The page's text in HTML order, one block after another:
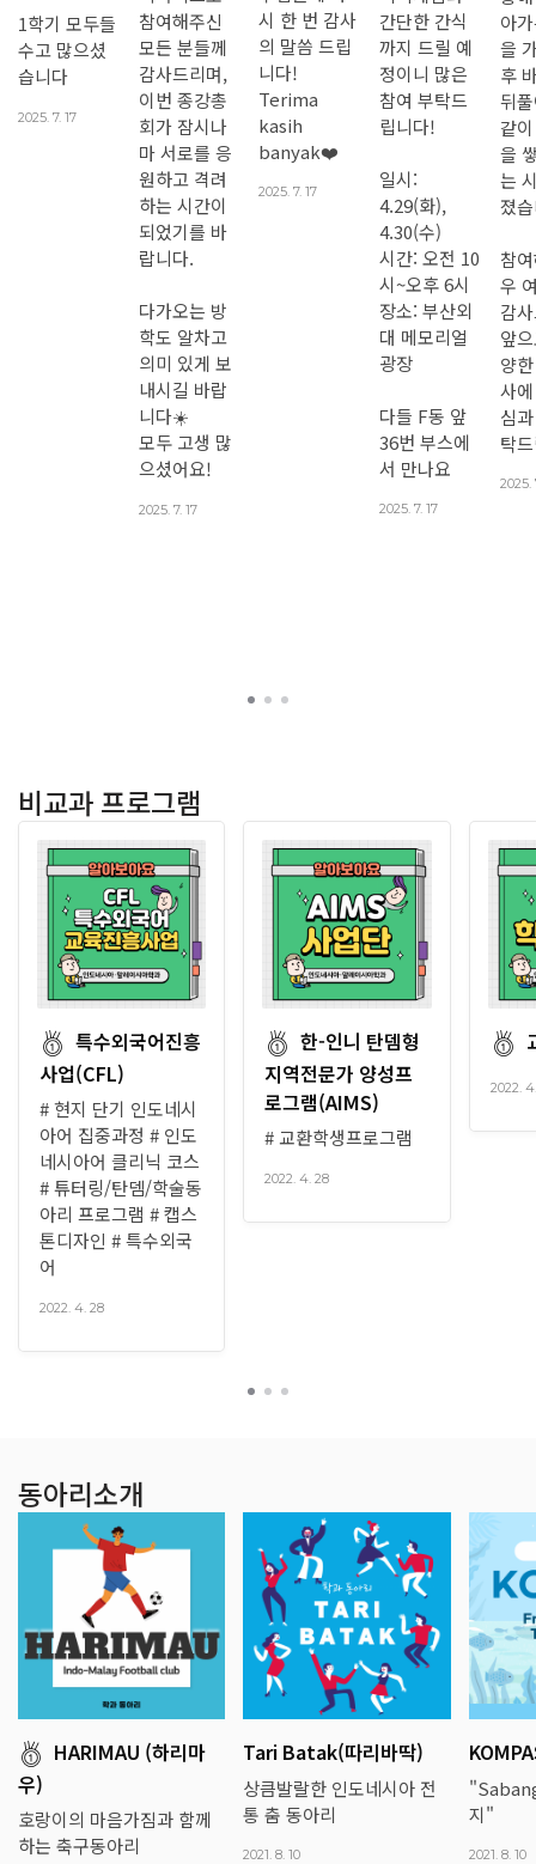
1학기 모두들
수고 많으셨
습니다
2025. 7. 17
참여해주신
모든 분들께
감사드리며,
이번 종강총
회가 잠시나
마 서로를 응
원하고 격려
하는 시간이
되었기를 바
랍니다.
다가오는 방
학도 알차고
의미 있게 보
내시길 바랍
니다☀️
모두 고생 많
으셨어요!
2025. 7. 17
시 한 번 감사
의 말씀 드립
니다!
Terima
kasih
banyak❤️
2025. 7. 17
간단한 간식
까지 드릴 예
정이니 많은
참여 부탁드
립니다!
일시:
4.29(화),
4.30(수)
시간: 오전 10
시~오후 6시
장소: 부산외
대 메모리얼
광장
다들 F동 앞
36번 부스에
서 만나요
2025. 7. 17
아
을
후
뒤
같
을
는
졌
참
우
감
앞
양
사
심
탁
2025.
비교과 프로그램
특수외국어진흥
사업(CFL)
# 현지 단기 인도네시
아어 집중과정 # 인도
네시아어 클리닉 코스
# 튜터링/탄뎀/학술동
아리 프로그램 # 캡스
톤디자인 # 특수외국
어
2022. 4. 28
한-인니 탄뎀형
지역전문가 양성프
로그램(AIMS)
# 교환학생프로그램
2022. 4. 28
2022.
동아리소개
HARIMAU (하리마
우)
호랑이의 마음가짐과 함께
하는 축구동아리
Tari Batak(따리바딱)
상큼발랄한 인도네시아 전
통 춤 동아리
2021. 8. 10
지"
2021. 8. 10